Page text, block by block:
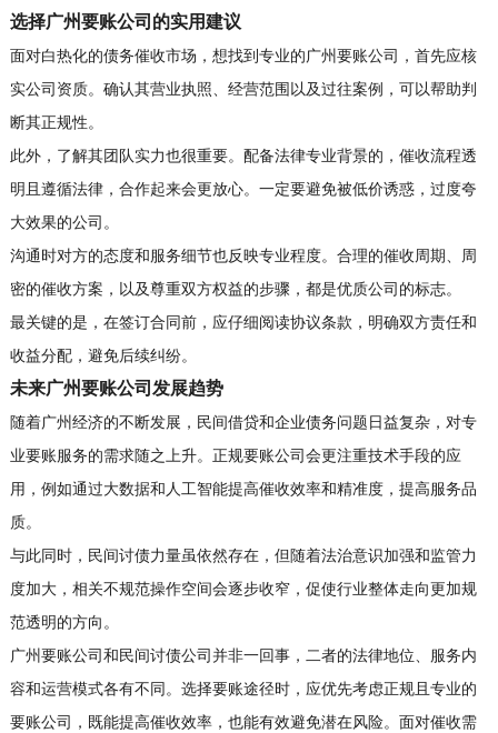
选择广州要账公司的实用建议
面对白热化的债务催收市场，想找到专业的广州要账公司，首先应核
实公司资质。确认其营业执照、经营范围以及过往案例，可以帮助判
断其正规性。
此外，了解其团队实力也很重要。配备法律专业背景的，催收流程透
明且遵循法律，合作起来会更放心。一定要避免被低价诱惑，过度夸
大效果的公司。
沟通时对方的态度和服务细节也反映专业程度。合理的催收周期、周
密的催收方案，以及尊重双方权益的步骤，都是优质公司的标志。
最关键的是，在签订合同前，应仔细阅读协议条款，明确双方责任和
收益分配，避免后续纠纷。
未来广州要账公司发展趋势
随着广州经济的不断发展，民间借贷和企业债务问题日益复杂，对专
业要账服务的需求随之上升。正规要账公司会更注重技术手段的应
用，例如通过大数据和人工智能提高催收效率和精准度，提高服务品
质。
与此同时，民间讨债力量虽依然存在，但随着法治意识加强和监管力
度加大，相关不规范操作空间会逐步收窄，促使行业整体走向更加规
范透明的方向。
广州要账公司和民间讨债公司并非一回事，二者的法律地位、服务内
容和运营模式各有不同。选择要账途径时，应优先考虑正规且专业的
要账公司，既能提高催收效率，也能有效避免潜在风险。面对催收需